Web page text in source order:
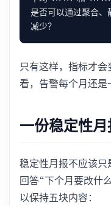
是否可以通过聚合、
只有这样，指标才
看，告警每个月还是
一份稳定性
稳定性月报不应该
回答“下个月要改什
以保持五块内容：